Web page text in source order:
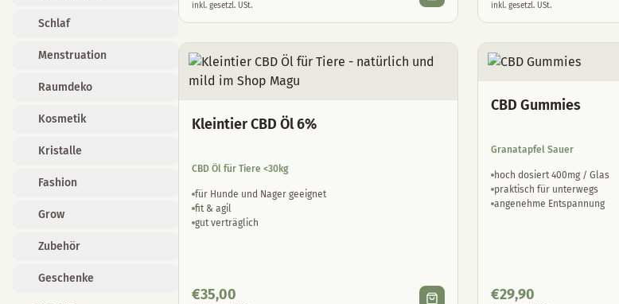
Menstruation
Raumdeko
Kosmetik
Kristalle
Fashion
Grow
Zubehör
Geschenke
CBD Blüten
In der Trafik, im Shop Wien & am
inkl. gesetzl. USt. inkl. gesetzl. USt.
Kleintier CBD Öl 6%
CBD Öl für Tiere <30kg
für Hunde und Nager geeignet
fit & agil
gut verträglich
€35,00
CBD Gummies
Granatapfel Sauer
hoch dosiert 400mg / Glas
praktisch für unterwegs
angenehme Entspannung
€29,90